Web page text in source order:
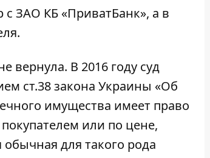
с ЗАО КБ «ПриватБанк», а в
вернула. В 2016 году суд
ст.38 закона Украины «Об
имущества имеет право
или по цене,
для такого рода